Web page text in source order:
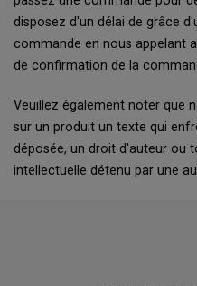
disposez d'un délai de grâce
commande en nous appelant
de confirmation de la
Veuillez également noter que
sur un produit un texte qui
déposée, un droit d'auteur ou
intellectuelle détenu par une